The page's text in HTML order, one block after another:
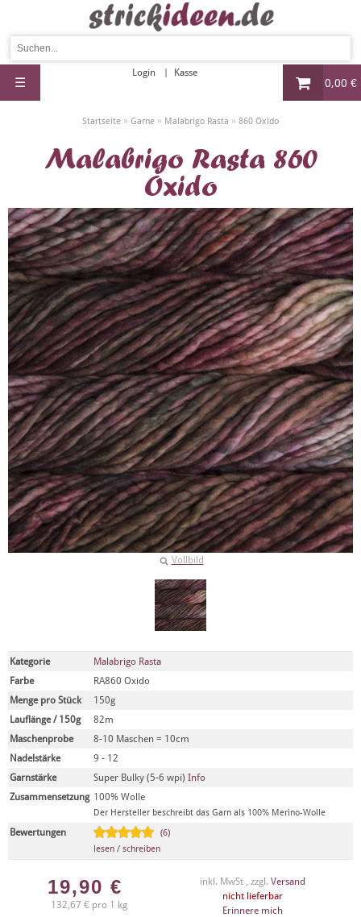
0,00 €
Login Kasse
☰
Startseite » Garne » Malabrigo Rasta » 860 Oxido
Malabrigo Rasta 860
Oxido
Vollbild
Kategorie
Malabrigo Rasta
Farbe
RA860 Oxido
Menge pro Stück
150g
Lauflänge / 150g
82m
Maschenprobe
8-10 Maschen = 10cm
Nadelstärke
9 - 12
Garnstärke
Super Bulky (5-6 wpi) Info
Zusammensetzung 100% Wolle
Der Hersteller beschreibt das Garn als 100% Merino-Wolle
Bewertungen
(6)
lesen / schreiben
19,90 €
132,67 € pro 1 kg
inkl. MwSt , zzgl. Versand
nicht lieferbar
Erinnere mich